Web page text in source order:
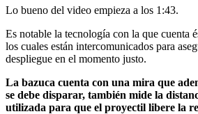
Lo bueno del video empieza a los 1:43.
Es notable la tecnología con la que cuenta
los cuales están intercomunicados para
despliegue en el momento justo.
La bazuca cuenta con una mira que
se debe disparar, también mide la
utilizada para que el proyectil libere la